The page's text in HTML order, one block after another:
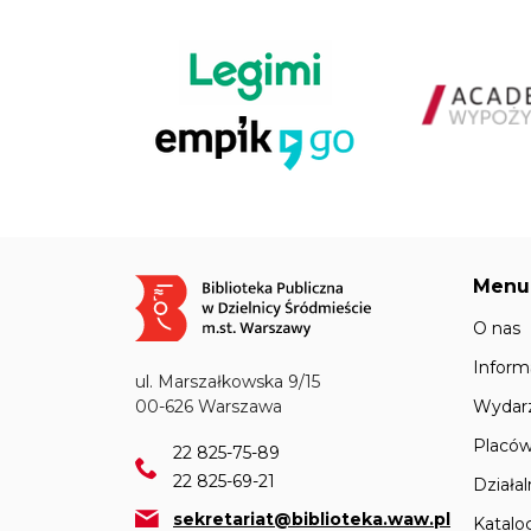
Obraz
ul. Marszałkowska 9/15
00-626 Warszawa
22 825-75-89
22 825-69-21
sekretariat@biblioteka.waw.pl
Menu
O nas